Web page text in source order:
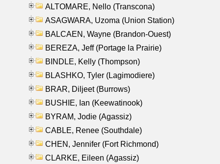
ALTOMARE, Nello (Transcona)
ASAGWARA, Uzoma (Union Station)
BALCAEN, Wayne (Brandon-Ouest)
BEREZA, Jeff (Portage la Prairie)
BINDLE, Kelly (Thompson)
BLASHKO, Tyler (Lagimodiere)
BRAR, Diljeet (Burrows)
BUSHIE, Ian (Keewatinook)
BYRAM, Jodie (Agassiz)
CABLE, Renee (Southdale)
CHEN, Jennifer (Fort Richmond)
CLARKE, Eileen (Agassiz)